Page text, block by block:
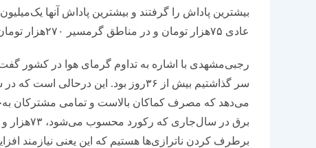
عادی ۷۵‌هزار تومان و در مناطق گرمسیر ۲۷۰‌هزار تومان بوده است.
رجبی‌مشهدی با اشاره به تداوم گرمای هوا در کشور
می‌دهد که مصرف کماکان بالاست و تمامی مشترکان
برطرف کردن ناترازی‌ها هستیم که این یعنی نیازمند